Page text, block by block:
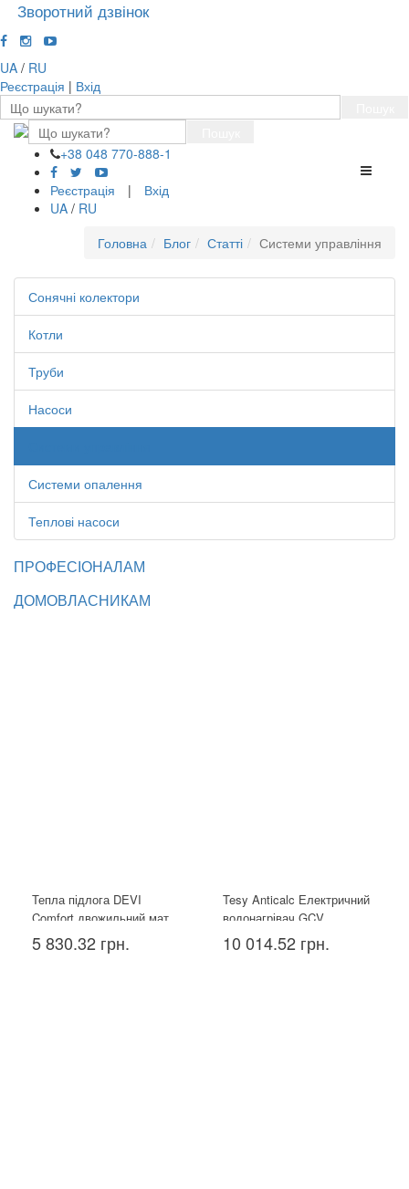
Зворотний дзвінок
UA / RU
Реєстрація | Вхід
+38 048 770-888-1
Реєстрація
|
Вхід
UA / RU
Головна Блог Статті Системи управління
Сонячні колектори
Котли
Труби
Насоси
Системи опалення
Теплові насоси
ПРОФЕСІОНАЛАМ
ДОМОВЛАСНИКАМ
Тепла підлога DEVI
Comfort двожильний мат
150T 1.5 м²
5 830.32 грн.
Tesy Anticalc Електричний
водонагрівач GCV
1004424D B14 TBR, 100л
10 014.52 грн.